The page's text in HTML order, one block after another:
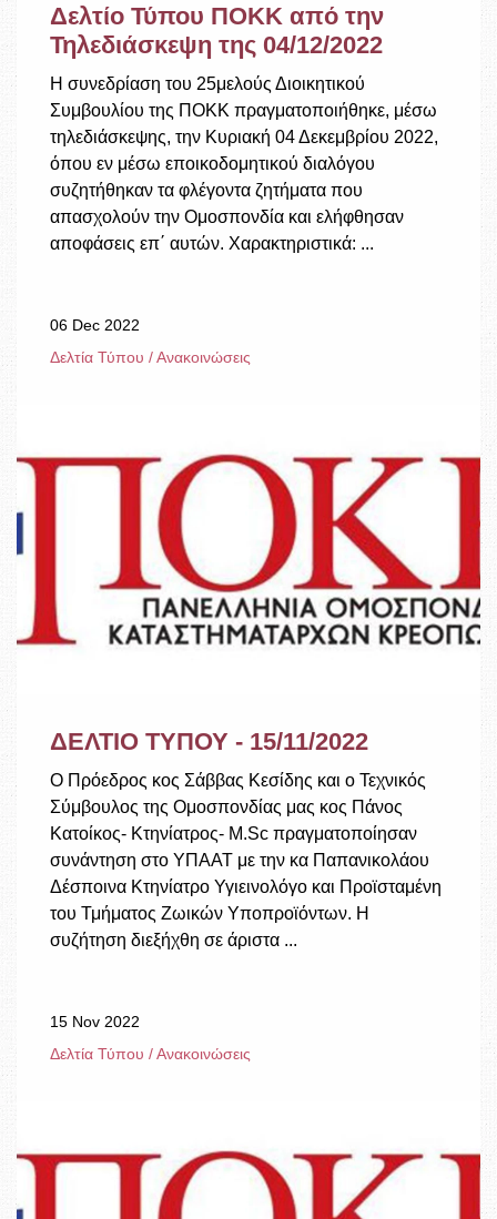
Δελτίο Τύπου ΠΟΚΚ από την
Τηλεδιάσκεψη της 04/12/2022
Η συνεδρίαση του 25μελούς Διοικητικού
Συμβουλίου της ΠΟΚΚ πραγματοποιήθηκε, μέσω
τηλεδιάσκεψης, την Κυριακή 04 Δεκεμβρίου 2022,
όπου εν μέσω εποικοδομητικού διαλόγου
συζητήθηκαν τα φλέγοντα ζητήματα που
απασχολούν την Ομοσπονδία και ελήφθησαν
αποφάσεις επ΄ αυτών. Χαρακτηριστικά: ...
06 Dec 2022
Δελτία Τύπου / Ανακοινώσεις
ΔΕΛΤΙΟ ΤΥΠΟΥ - 15/11/2022
Ο Πρόεδρος κος Σάββας Κεσίδης και ο Τεχνικός
Σύμβουλος της Ομοσπονδίας μας κος Πάνος
Κατοίκος- Κτηνίατρος- M.Sc πραγματοποίησαν
συνάντηση στο ΥΠΑΑΤ με την κα Παπανικολάου
Δέσποινα Κτηνίατρο Υγιεινολόγο και Προϊσταμένη
του Τμήματος Ζωικών Υποπροϊόντων. Η
συζήτηση διεξήχθη σε άριστα ...
15 Nov 2022
Δελτία Τύπου / Ανακοινώσεις